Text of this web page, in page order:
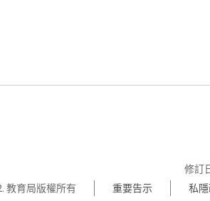
修訂
教育局版權所有
重要告示 私